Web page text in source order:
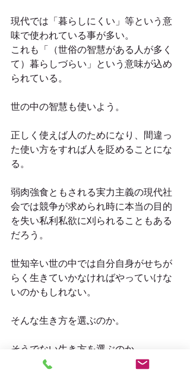
現代では「暮らしにくい」等という意
味で使われている事が多い。
これも「（世俗の智慧がある人が多く
て）暮らしづらい」という意味が込め
られている。
世の中の智慧も使いよう。
正しく使えば人のためになり、間違っ
た使い方をすれば人を貶めることにな
る。
弱肉強食ともされる実力主義の現代社
会では競争が求められ時に本当の目的
を失い私利私欲に刈られることもある
だろう。
世知辛い世の中では自分自身がせちが
らく生きていかなければやっていけな
いのかもしれない。
そんな生き方を選ぶのか。
そうでない生き方を選ぶのか。